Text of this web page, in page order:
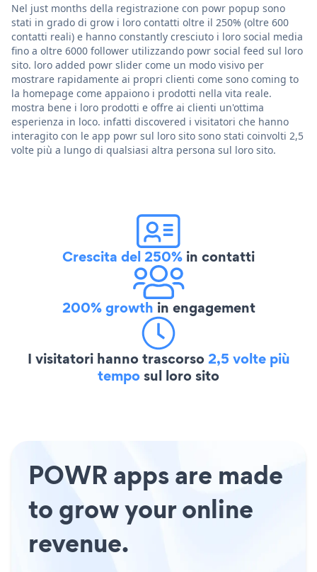
Nel just months della registrazione con powr popup sono
stati in grado di grow i loro contatti oltre il 250% (oltre 600
contatti reali) e hanno constantly cresciuto i loro social media
fino a oltre 6000 follower utilizzando powr social feed sul loro
sito. loro added powr slider come un modo visivo per
mostrare rapidamente ai propri clienti come sono coming to
la homepage come appaiono i prodotti nella vita reale.
mostra bene i loro prodotti e offre ai clienti un'ottima
esperienza in loco. infatti discovered i visitatori che hanno
interagito con le app powr sul loro sito sono stati coinvolti 2,5
volte più a lungo di qualsiasi altra persona sul loro sito.
Crescita del 250% in contatti
200% growth in engagement
I visitatori hanno trascorso2,5 volte più
temposul loro sito
POWR apps are made
to grow your online
revenue.